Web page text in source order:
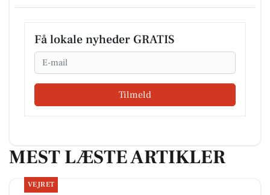
Få lokale nyheder GRATIS
Email
Tilmeld
MEST LÆSTE ARTIKLER
VEJRET